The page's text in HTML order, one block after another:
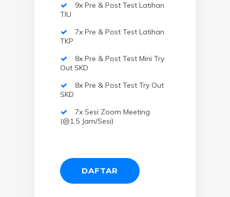
9x Pre & Post Test Latihan
TIU
7x Pre & Post Test Latihan
TKP
8x Pre & Post Test Mini Try
Out SKD
8x Pre & Post Test Try Out
SKD
7x Sesi Zoom Meeting
(@1,5 Jam/sesi)
DAFTAR